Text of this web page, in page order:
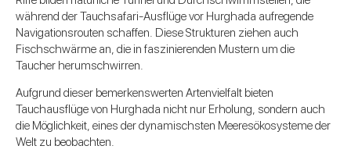
während der Tauchsafari-Ausflüge vor Hurghada aufregende
Navigationsrouten schaffen. Diese Strukturen ziehen auch
Fischschwärme an, die in faszinierenden Mustern um die
Taucher herumschwirren.
Aufgrund dieser bemerkenswerten Artenvielfalt bieten
Tauchausflüge von Hurghada nicht nur Erholung, sondern auch
die Möglichkeit, eines der dynamischsten Meeresökosysteme der
Welt zu beobachten.